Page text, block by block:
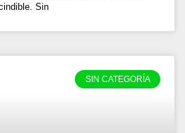
Sin
SIN CATEGORÍA